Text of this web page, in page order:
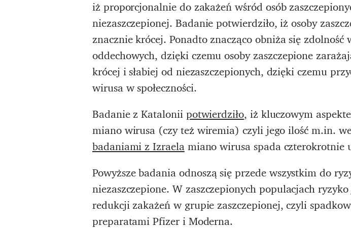
iż proporcjonalnie do zakażeń wśród osób
niezaszczepionej. Badanie potwierdziło, iż osoby
znacznie krócej. Ponadto znacząco obniża się
oddechowych, dzięki czemu osoby zaszczepione
krócej i słabiej od niezaszczepionych, dzięki czemu
wirusa w społeczności.
Badanie z Kataloniipotwierdziło, iż kluczowym
miano wirusa (czy też wiremia) czyli jego ilość m.in.
badaniami z Izraelamiano wirusa spada czterokrotnie
Powyższe badania odnoszą się przede wszystkim do
niezaszczepione. W zaszczepionych populacjach
redukcji zakażeń w grupie zaszczepionej, czyli
preparatami Pfizer i Moderna.